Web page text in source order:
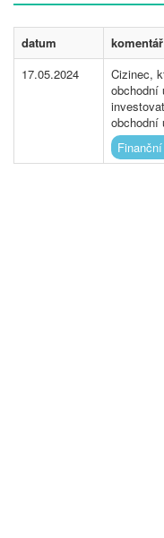
datum
komentář
17.05.2024
Cizinec,
obchodní
obchodní